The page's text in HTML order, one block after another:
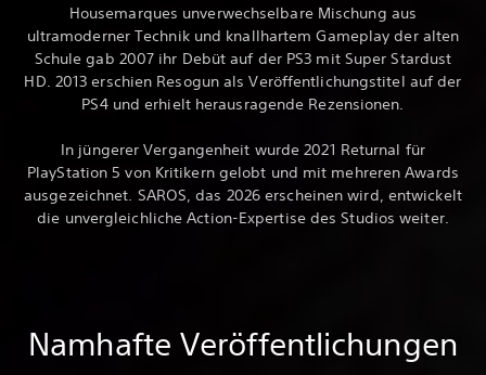
Housemarques unverwechselbare Mischung aus
ultramoderner Technik und knallhartem Gameplay der alten
Schule gab 2007 ihr Debüt auf der PS3 mit Super Stardust
HD. 2013 erschien Resogun als Veröffentlichungstitel auf der
PS4 und erhielt herausragende Rezensionen.
In jüngerer Vergangenheit wurde 2021 Returnal für
PlayStation 5 von Kritikern gelobt und mit mehreren Awards
ausgezeichnet. SAROS, das 2026 erscheinen wird, entwickelt
die unvergleichliche Action-Expertise des Studios weiter.
Namhafte Veröffentlichungen